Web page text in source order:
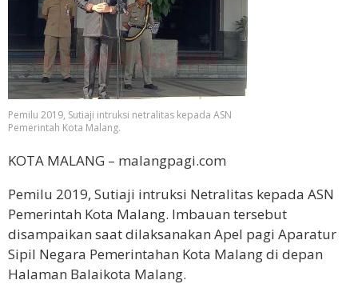
Pemilu 2019, Sutiaji intruksi netralitas kepada ASN
Pemerintah Kota Malang.
KOTA MALANG – malangpagi.com
Pemilu 2019, Sutiaji intruksi Netralitas kepada ASN
Pemerintah Kota Malang. Imbauan tersebut
disampaikan saat dilaksanakan Apel pagi Aparatur
Sipil Negara Pemerintahan Kota Malang di depan
Halaman Balaikota Malang.